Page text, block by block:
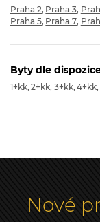
Praha 2 Praha 3
Praha 5 Praha 7
Byty dle
1+kk 2+kk 3+kk 4+kk
Nové